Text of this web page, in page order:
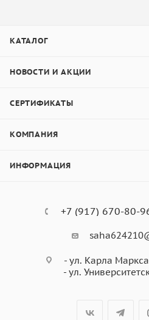
КАТАЛОГ
НОВОСТИ И АКЦИИ
СЕРТИФИКАТЫ
КОМПАНИЯ
ИНФОРМАЦИЯ
+7 (917) 670-80-
- ул. Карла
- ул.